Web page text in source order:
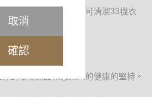
服。這款超濃縮配方可清潔33機衣
等其他頑固污漬。
對環境保護和您家人的健康的堅持。
取消
確認